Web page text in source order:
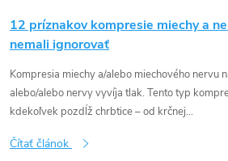
12 príznakov kompresie miechy a
nemali ignorovať
Kompresia miechy a/alebo miechového nervu
alebo/alebo nervy vyvíja tlak. Tento typ
kdekoľvek pozdĺž chrbtice – od krčnej...
Čítať článok